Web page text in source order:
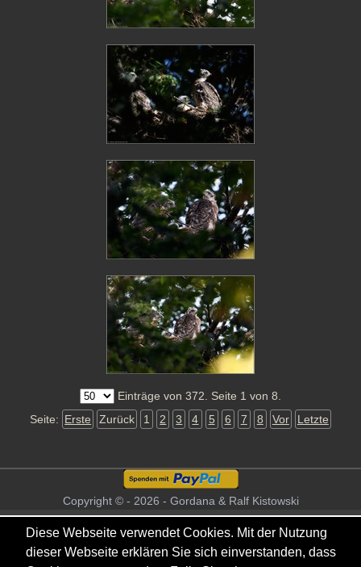
Einträge von 372. Seite 1 von 8.
Seite: Erste Zurück 1 2 3 4 5 6 7 8 Vor Letzte
Copyright © - 2026 - Gordana & Ralf Kistowski
Diese Webseite verwendet Cookies. Mit der Nutzung
dieser Webseite erklären Sie sich einverstanden, dass